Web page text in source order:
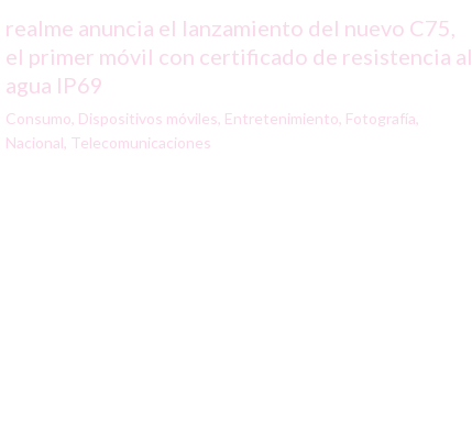
realme anuncia el lanzamiento del nuevo C75,
el primer móvil con certificado de resistencia al
agua IP69
Consumo, Dispositivos móviles, Entretenimiento, Fotografía,
Nacional, Telecomunicaciones